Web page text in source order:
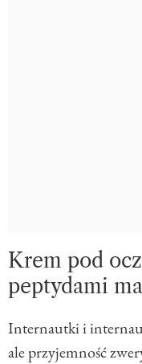
Krem pod
peptydami
Internautki i
ale przyjemność